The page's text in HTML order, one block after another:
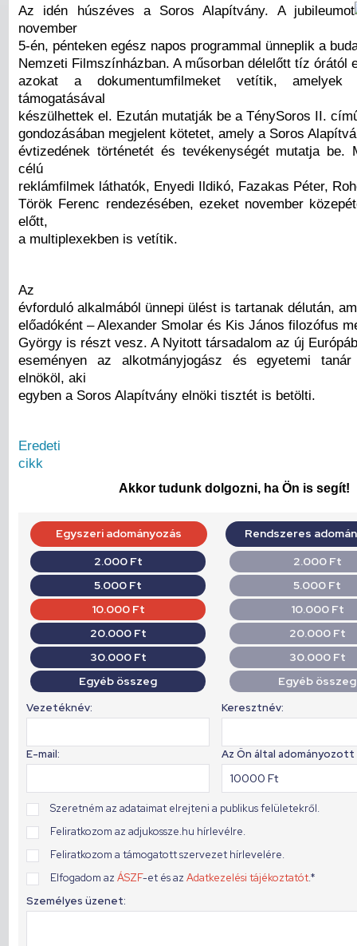
Az idén húszéves a Soros Alapítvány. A jubileumot
november
5-én, pénteken egész napos programmal ünneplik a
Nemzeti Filmszínházban. A műsorban délelőtt tíz órától
azokat a dokumentumfilmeket vetítik, amelyek
támogatásával
készülhettek el. Ezután mutatják be a TénySoros II.
gondozásában megjelent kötetet, amely a Soros
évtizedének történetét és tevékenységét mutatja be.
célú
reklámfilmek láthatók, Enyedi Ildikó, Fazakas Péter,
Török Ferenc rendezésében, ezeket november
előtt,
a multiplexekben is vetítik.
Az
évforduló alkalmából ünnepi ülést is tartanak délután,
előadóként – Alexander Smolar és Kis János filozófus
György is részt vesz. A Nyitott társadalom az új
eseményen az alkotmányjogász és egyetemi
elnököl, aki
egyben a Soros Alapítvány elnöki tisztét is betölti.
Eredeti
cikk
Akkor tudunk dolgozni, ha Ön is segít!